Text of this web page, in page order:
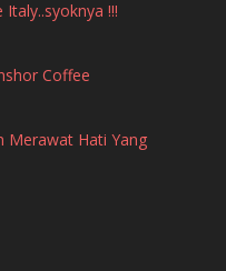
!!!
Coffee
Merawat Hati Yang
Rekaan Ultra Nipis